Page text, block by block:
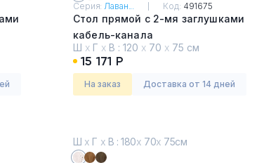
Серия:Лаван... Код: 491675
Стол прямой с 2-мя заглушками
кабель-канала
Таксония темная
Ш х Г х В : 120 х 70 х 75 см
15 171 Р
На заказ Доставка от 14 дней
Ш х Г х В : 180х 70х 75см